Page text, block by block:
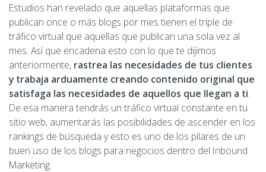
Estudios han revelado que aquellas plataformas que
publican once o más blogs por mes tienen el triple de
tráfico virtual que aquellas que publican una sola vez al
mes. Así que encadena esto con lo que te dijimos
anteriormente, rastrea las necesidades de tus clientes
y trabaja arduamente creando contenido original que
satisfaga las necesidades de aquellos que llegan a ti.
De esa manera tendrás un tráfico virtual constante en tu
sitio web, aumentarás las posibilidades de ascender en los
rankings de búsqueda y esto es uno de los pilares de un
buen uso de los blogs para negocios dentro del Inbound
Marketing.